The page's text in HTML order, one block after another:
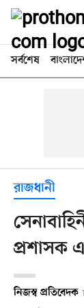
সর্বশেষ
রাজধানী
প্রশাসক
নিজস্ব প্রতিবেদক